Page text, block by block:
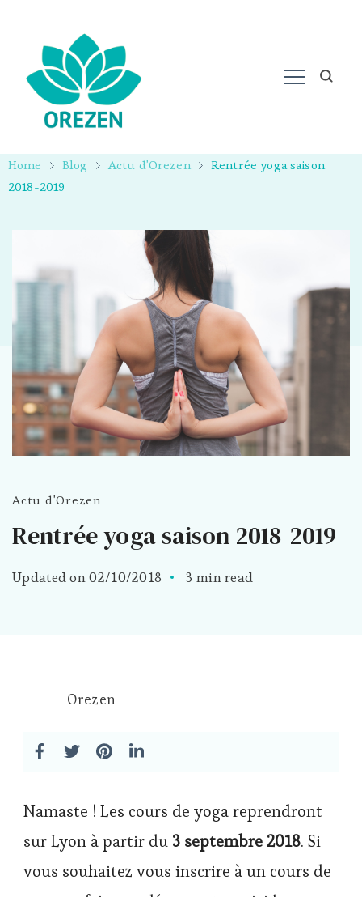
Home Blog Actu d'Orezen
Rentrée yoga saison
2018-2019
Actu d'Orezen
Rentrée yoga saison 2018-2019
Updated on02/10/2018 3 min read
Orezen
Namaste ! Les cours de yoga reprendront
sur Lyon à partir du 3 septembre 2018. Si
vous souhaitez vous inscrire à un cours de